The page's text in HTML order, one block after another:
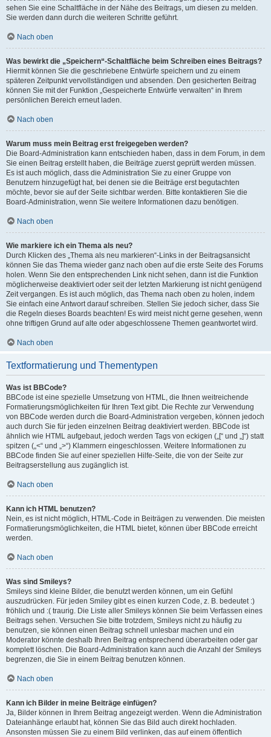
sehen Sie eine Schaltfläche in der Nähe des Beitrags, um diesen zu melden.
Sie werden dann durch die weiteren Schritte geführt.
Nach oben
Was bewirkt die „Speichern“-Schaltfläche beim Schreiben eines Beitrags?
Hiermit können Sie die geschriebene Entwürfe speichern und zu einem
späteren Zeitpunkt vervollständigen und absenden. Den gesicherten Beitrag
können Sie mit der Funktion „Gespeicherte Entwürfe verwalten“ in Ihrem
persönlichen Bereich erneut laden.
Nach oben
Warum muss mein Beitrag erst freigegeben werden?
Die Board-Administration kann entschieden haben, dass in dem Forum, in dem
Sie einen Beitrag erstellt haben, die Beiträge zuerst geprüft werden müssen.
Es ist auch möglich, dass die Administration Sie zu einer Gruppe von
Benutzern hinzugefügt hat, bei denen sie die Beiträge erst begutachten
möchte, bevor sie auf der Seite sichtbar werden. Bitte kontaktieren Sie die
Board-Administration, wenn Sie weitere Informationen dazu benötigen.
Nach oben
Wie markiere ich ein Thema als neu?
Durch Klicken des „Thema als neu markieren“-Links in der Beitragsansicht
können Sie das Thema wieder ganz nach oben auf die erste Seite des Forums
holen. Wenn Sie den entsprechenden Link nicht sehen, dann ist die Funktion
möglicherweise deaktiviert oder seit der letzten Markierung ist nicht genügend
Zeit vergangen. Es ist auch möglich, das Thema nach oben zu holen, indem
Sie einfach eine Antwort darauf schreiben. Stellen Sie jedoch sicher, dass Sie
die Regeln dieses Boards beachten! Es wird meist nicht gerne gesehen, wenn
ohne triftigen Grund auf alte oder abgeschlossene Themen geantwortet wird.
Nach oben
Textformatierung und Thementypen
Was ist BBCode?
BBCode ist eine spezielle Umsetzung von HTML, die Ihnen weitreichende
Formatierungsmöglichkeiten für Ihren Text gibt. Die Rechte zur Verwendung
von BBCode werden durch die Board-Administration vergeben, können jedoch
auch durch Sie für jeden einzelnen Beitrag deaktiviert werden. BBCode ist
ähnlich wie HTML aufgebaut, jedoch werden Tags von eckigen („[“ und „]“) statt
spitzen („<“ und „>“) Klammern eingeschlossen. Weitere Informationen zu
BBCode finden Sie auf einer speziellen Hilfe-Seite, die von der Seite zur
Beitragserstellung aus zugänglich ist.
Nach oben
Kann ich HTML benutzen?
Nein, es ist nicht möglich, HTML-Code in Beiträgen zu verwenden. Die meisten
Formatierungsmöglichkeiten, die HTML bietet, können über BBCode erreicht
werden.
Nach oben
Was sind Smileys?
Smileys sind kleine Bilder, die benutzt werden können, um ein Gefühl
auszudrücken. Für jeden Smiley gibt es einen kurzen Code, z. B. bedeutet :)
fröhlich und :( traurig. Die Liste aller Smileys können Sie beim Verfassen eines
Beitrags sehen. Versuchen Sie bitte trotzdem, Smileys nicht zu häufig zu
benutzen, sie können einen Beitrag schnell unlesbar machen und ein
Moderator könnte deshalb Ihren Beitrag entsprechend überarbeiten oder gar
komplett löschen. Die Board-Administration kann auch die Anzahl der Smileys
begrenzen, die Sie in einem Beitrag benutzen können.
Nach oben
Kann ich Bilder in meine Beiträge einfügen?
Ja, Bilder können in Ihrem Beitrag angezeigt werden. Wenn die Administration
Dateianhänge erlaubt hat, können Sie das Bild auch direkt hochladen.
Ansonsten müssen Sie zu einem Bild verlinken, das auf einem öffentlich